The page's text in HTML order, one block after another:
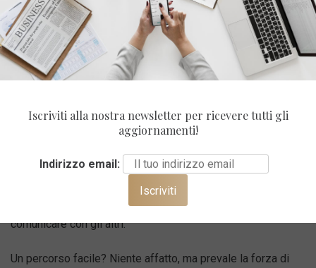
5. La lunga vita di Marianna Ucria – 1990
Ed infine chiude questa top five di racconti al femminile, “La
romanzo non è la società che emargina la protagonista, ma
le sue condizioni fisiche legate ad un deficit che la isola dal
mondo. Marianna Ucria è ricca e nobile, ma sordomuta.
Chiudersi nel suo piccolo universo sarebbe la scelta più
facile, ma lei non accetta di rimanere in disparte e comincia
a studiare, aprendosi un varco con la società per poter
comunicare con gli altri.
Un percorso facile? Niente affatto, ma prevale la forza di
Iscriviti alla nostra newsletter per ricevere tutti gli
aggiornamenti!
Indirizzo email: